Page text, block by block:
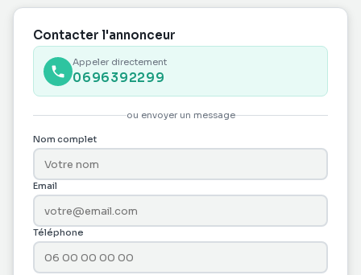
SAISIR !!!!!
Contacter l'annonceur
Appeler directement
0696392299
ou envoyer un message
Nom complet
Email
Téléphone